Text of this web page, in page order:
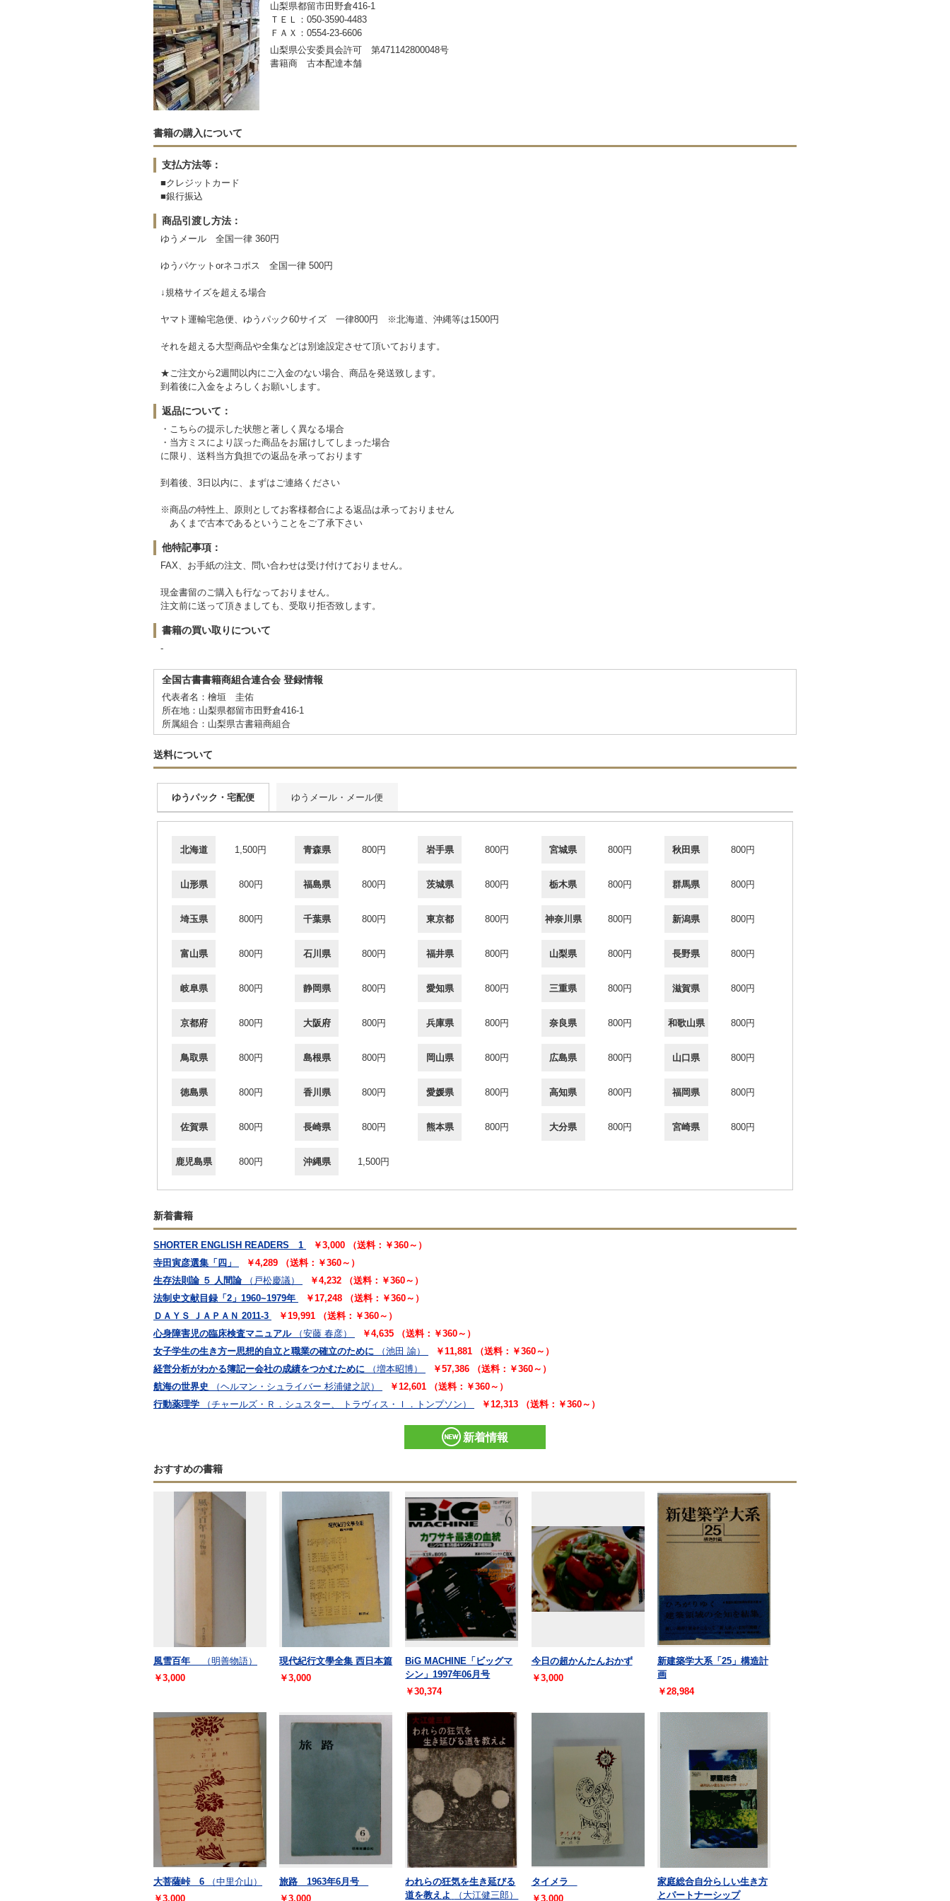
山梨県都留市田野倉416-1
ＴＥＬ：050-3590-4483
ＦＡＸ：0554-23-6606
山梨県公安委員会許可 第471142800048号
書籍商 古本配達本舗
書籍の購入について
支払方法等：
■クレジットカード
■銀行振込
商品引渡し方法：
ゆうメール 全国一律 360円
ゆうパケットorネコポス 全国一律 500円
↓規格サイズを超える場合
ヤマト運輸宅急便、ゆうパック60サイズ 一律800円 ※北海道、沖縄等は1500円
それを超える大型商品や全集などは別途設定させて頂いております。
★ご注文から2週間以内にご入金のない場合、商品を発送致します。
到着後に入金をよろしくお願いします。
返品について：
・こちらの提示した状態と著しく異なる場合
・当方ミスにより誤った商品をお届けしてしまった場合
に限り、送料当方負担での返品を承っております
到着後、3日以内に、まずはご連絡ください
※商品の特性上、原則としてお客様都合による返品は承っておりません
あくまで古本であるということをご了承下さい
他特記事項：
FAX、お手紙の注文、問い合わせは受け付けておりません。
現金書留のご購入も行なっておりません。
注文前に送って頂きましても、受取り拒否致します。
書籍の買い取りについて
-
全国古書書籍商組合連合会 登録情報
代表者名：檜垣 圭佑
所在地：山梨県都留市田野倉416-1
所属組合：山梨県古書籍商組合
送料について
ゆうパック・宅配便 ゆうメール・メール便
北海道 1,500円 青森県 800円 岩手県 800円 宮城県 800円 秋田県 800円
山形県 800円 福島県 800円 茨城県 800円 栃木県 800円 群馬県 800円
埼玉県 800円 千葉県 800円 東京都 800円 神奈川県 800円 新潟県 800円
富山県 800円 石川県 800円 福井県 800円 山梨県 800円 長野県 800円
岐阜県 800円 静岡県 800円 愛知県 800円 三重県 800円 滋賀県 800円
京都府 800円 大阪府 800円 兵庫県 800円 奈良県 800円 和歌山県 800円
鳥取県 800円 島根県 800円 岡山県 800円 広島県 800円 山口県 800円
徳島県 800円 香川県 800円 愛媛県 800円 高知県 800円 福岡県 800円
佐賀県 800円 長崎県 800円 熊本県 800円 大分県 800円 宮崎県 800円
鹿児島県 800円 沖縄県 1,500円
新着書籍
SHORTER ENGLISH READERS 1
￥3,000 （送料：￥360～）
寺田寅彦選集「四」
￥4,289 （送料：￥360～）
生存法則論 ５ 人間論
（戸松慶議）
￥4,232 （送料：￥360～）
法制史文献目録「2」1960~1979年
￥17,248 （送料：￥360～）
ＤＡＹＳ ＪＡＰＡＮ 2011-3
￥19,991 （送料：￥360～）
心身障害児の臨床検査マニュアル
（安藤 春彦）
￥4,635 （送料：￥360～）
女子学生の生き方ー思想的自立と職業の確立のために
（池田 諭）
￥11,881 （送料：￥360～）
経営分析がわかる簿記ー会社の成績をつかむために
（増本昭博）
￥57,386 （送料：￥360～）
航海の世界史
（ヘルマン・シュライバー 杉浦健之訳）
￥12,601 （送料：￥360～）
行動薬理学
（チャールズ・Ｒ．シュスター、 トラヴィス・Ｉ．トンプソン） ￥12,313 （送料：￥360～）
新着情報
おすすめの書籍
風雪百年
（明善物語）
￥3,000
現代紀行文學全集 西日本篇
￥3,000
BiG MACHINE「ビッグマ
シン」1997年06月号
￥30,374
今日の超かんたんおかず
￥3,000
新建築学大系「25」構造計
画
￥28,984
大菩薩峠 6
（中里介山）
￥3,000
旅路 1963年6月号
￥3,000
われらの狂気を生き延びる
道を教えよ
（大江健三郎）
タイメラ
￥3,000
家庭総合自分らしい生き方
とパートナーシップ